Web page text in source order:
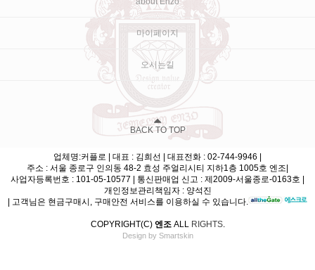
마이페이지
오시는길
BACK TO TOP
업체명:커플로 | 대표 : 김희선 | 대표전화 : 02-744-9946 |
주소 : 서울 종로구 인의동 48-2 효성 주얼리시티 지하1층 1005호 엔조|
사업자등록번호 : 101-05-10577 | 통신판매업 신고 : 제2009-서울종로-0163호 |
개인정보관리책임자 : 양석진
| 고객님은 현금구매시, 구매안전 서비스를 이용하실 수 있습니다.
COPYRIGHT(C) 엔조ALL RIGHTS.